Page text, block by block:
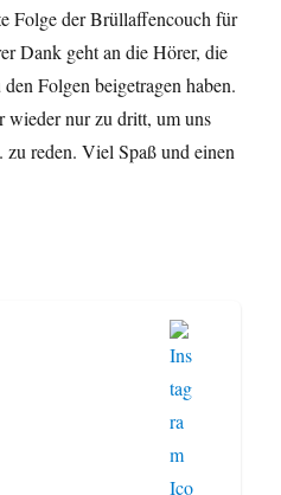
Folge der Brüllaffencouch für
Dank geht an die Hörer, die
Folgen beigetragen haben.
wieder nur zu dritt, um uns
reden. Viel Spaß und einen